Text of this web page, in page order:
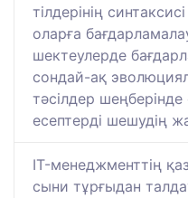
тілдерінің
оларға
шектеулерде
сондай-ақ
тәсілдер шеңберінде
есептерді шешудің
IT-менеджменттің
сыни тұрғыдан